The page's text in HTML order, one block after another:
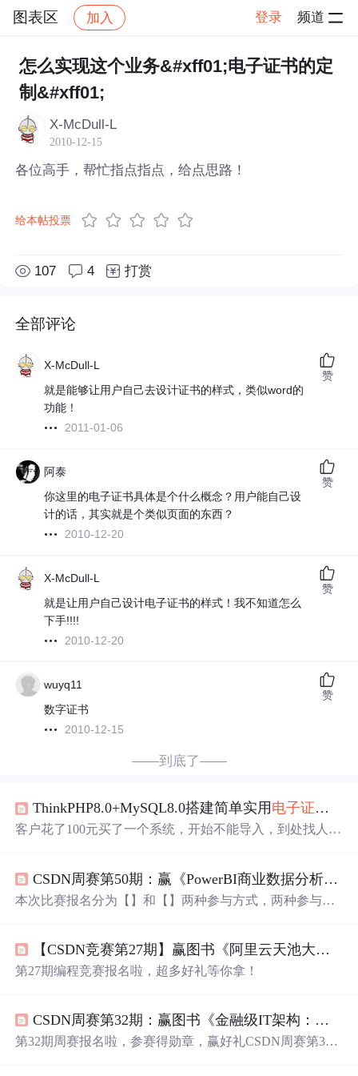
图表区 加入 登录 频道
社区 图表区 帖子详情
怎么实现这个业务&#xff01;电子证书的定
制&#xff01;
X-McDull-L
2010-12-15
各位高手，帮忙指点指点，给点思路！
给本帖投票
107 4 打赏
全部评论
X-McDull-L
就是能够让用户自己去设计证书的样式，类似word的
功能！
2011-01-06
赞
阿泰
你这里的电子证书具体是个什么概念？用户能自己设
计的话，其实就是个类似页面的东西？
2010-12-20
赞
X-McDull-L
就是让用户自己设计电子证书的样式！我不知道怎么
下手!!!!
2010-12-20
赞
wuyq11
数字证书
2010-12-15
赞
——到底了——
ThinkPHP8.0+MySQL8.0搭建简单实用 电子证书
客户花了100元买了一个系统，开始不能导入，到处找人帮
书 查询系统。还免费给部署到服务器。惭愧惭愧… CSDN周赛第50期：赢《PowerBI商业数据分析项目实战》和
本次比赛报名分为【】和【】两种参与方式，两种参与方
【CSDN竞赛第27期】赢图书《阿里云天池大赛赛题解析—机器学习篇》和
第27期编程竞赛报名啦，超多好礼等你拿！
CSDN周赛第32期：赢图书《金融级IT架构：数字银行的云原生架构解密》 和
第32期周赛报名啦，参赛得勋章，赢好礼CSDN周赛第32